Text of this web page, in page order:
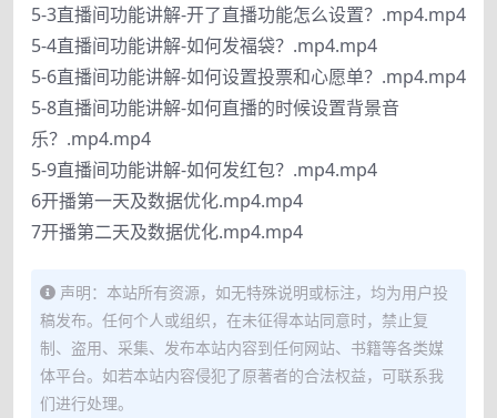
5-3直播间功能讲解-开了直播功能怎么设置？.mp4.mp4
5-4直播间功能讲解-如何发福袋？.mp4.mp4
5-6直播间功能讲解-如何设置投票和心愿单？.mp4.mp4
5-8直播间功能讲解-如何直播的时候设置背景音
乐？.mp4.mp4
5-9直播间功能讲解-如何发红包？.mp4.mp4
6开播第一天及数据优化.mp4.mp4
7开播第二天及数据优化.mp4.mp4
声明：本站所有资源，如无特殊说明或标注，均为用户投
稿发布。任何个人或组织，在未征得本站同意时，禁止复
制、盗用、采集、发布本站内容到任何网站、书籍等各类媒
体平台。如若本站内容侵犯了原著者的合法权益，可联系我
们进行处理。